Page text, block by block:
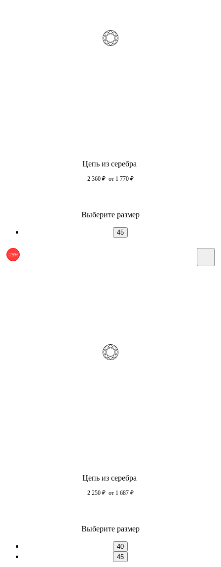
Цепь из серебра
2 360 ₽ от 1 770 ₽
Выберите размер
45
-25%
Цепь из серебра
2 250 ₽ от 1 687 ₽
Выберите размер
40
45